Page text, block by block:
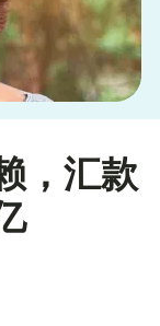
，汇款